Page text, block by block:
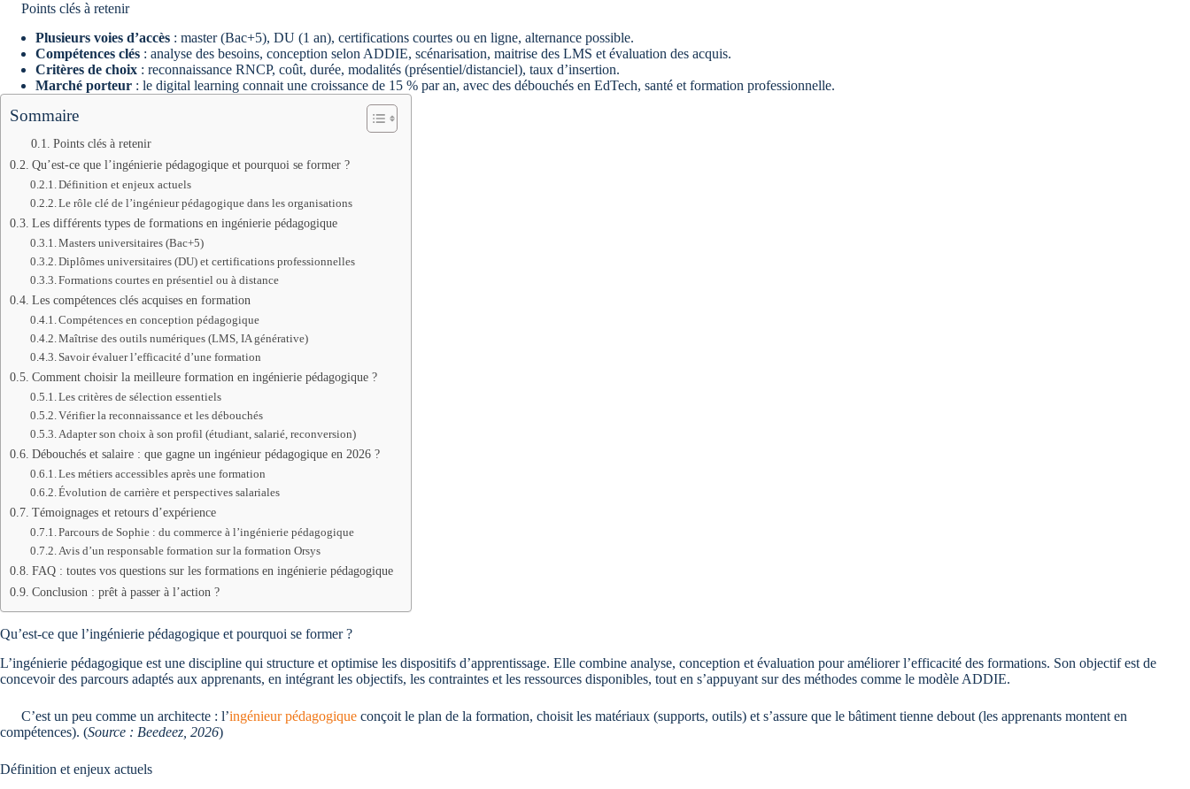
Points clés à retenir
Plusieurs voies d’accès : master (Bac+5), DU (1 an), certifications courtes ou en ligne, alternance possible.
Compétences clés : analyse des besoins, conception selon ADDIE, scénarisation, maitrise des LMS et évaluation des acquis.
Critères de choix : reconnaissance RNCP, coût, durée, modalités (présentiel/distanciel), taux d’insertion.
Marché porteur : le digital learning connait une croissance de 15 % par an, avec des débouchés en EdTech, santé et formation professionnelle.
Sommaire
Points clés à retenir
Qu’est-ce que l’ingénierie pédagogique et pourquoi se former ?
Définition et enjeux actuels
Le rôle clé de l’ingénieur pédagogique dans les organisations
Les différents types de formations en ingénierie pédagogique
Masters universitaires (Bac+5)
Diplômes universitaires (DU) et certifications professionnelles
Formations courtes en présentiel ou à distance
Les compétences clés acquises en formation
Compétences en conception pédagogique
Maîtrise des outils numériques (LMS, IA générative)
Savoir évaluer l’efficacité d’une formation
Comment choisir la meilleure formation en ingénierie pédagogique ?
Les critères de sélection essentiels
Vérifier la reconnaissance et les débouchés
Adapter son choix à son profil (étudiant, salarié, reconversion)
Débouchés et salaire : que gagne un ingénieur pédagogique en 2026 ?
Les métiers accessibles après une formation
Évolution de carrière et perspectives salariales
Témoignages et retours d’expérience
Parcours de Sophie : du commerce à l’ingénierie pédagogique
Avis d’un responsable formation sur la formation Orsys
FAQ : toutes vos questions sur les formations en ingénierie pédagogique
Conclusion : prêt à passer à l’action ?
Qu’est-ce que l’ingénierie pédagogique et pourquoi se former ?
L’ingénierie pédagogique est une discipline qui structure et optimise les dispositifs d’apprentissage. Elle combine analyse, conception et évaluation pour améliorer l’efficacité des formations. Son objectif est de
concevoir des parcours adaptés aux apprenants, en intégrant les objectifs, les contraintes et les ressources disponibles, tout en s’appuyant sur des méthodes comme le modèle ADDIE.
C’est un peu comme un architecte : l’ingénieur pédagogique conçoit le plan de la formation, choisit les matériaux (supports, outils) et s’assure que le bâtiment tienne debout (les apprenants montent en
compétences). (Source : Beedeez, 2026)
Définition et enjeux actuels